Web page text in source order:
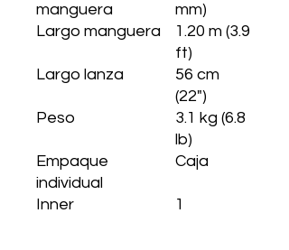
manguera
mm)
Largo manguera
1.20 m (3.9
ft)
Largo lanza
56 cm
(22")
Peso
3.1 kg (6.8
lb)
Empaque
individual
Caja
Inner 1